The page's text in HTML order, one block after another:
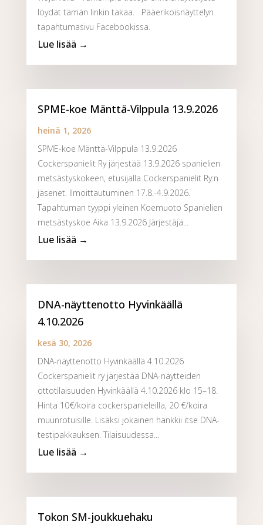
löydät tämän linkin takaa. Pääerikoisnäyttelyn
tapahtumasivu Facebookissa.
SPME-koe Mänttä-Vilppula 13.9.2026
heinä 1, 2026
SPME-koe Mänttä-Vilppula 13.9.2026
Cockerspanielit Ry järjestää 13.9.2026 spanielien
metsästyskokeen, etusijalla Cockerspanielit Ry:n
jäsenet. Ilmoittautuminen 17.8.-4.9.2026.
Tapahtuman tyyppi yleinen Koemuoto Spanielien
metsästyskoe Aika 13.9.2026 Järjestäjä...
DNA-näyttenotto Hyvinkäällä
4.10.2026
kesä 30, 2026
DNA-näyttenotto Hyvinkäällä 4.10.2026
Cockerspanielit ry järjestää DNA-näytteiden
ottotilaisuuden Hyvinkäällä 4.10.2026 klo 15–18.
Hinta 10€/koira cockerspanieleilla, 20 €/koira
muunrotuisille. Lisäksi jokainen hankkii itse DNA-
testipakkauksen. Tilaisuudessa...
Tokon SM-joukkuehaku